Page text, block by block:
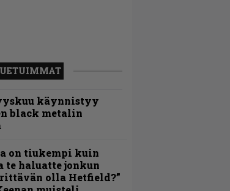
käynnistyy
black metalin
on tiukempi kuin
te haluatte jonkun
olla Hetfield?”